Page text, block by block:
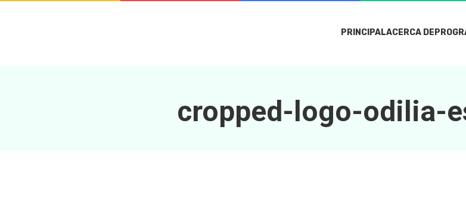
PRINCIPALACERCA DE
cropped-logo-odilia-